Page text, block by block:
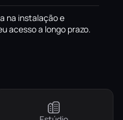
na instalação e
acesso a longo prazo.